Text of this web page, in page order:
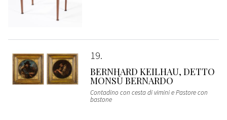
19
BERNHARD KEILHAU, DETTO
MONSÙ BERNARDO
Contadino con cesta di vimini e Pastore con
bastone